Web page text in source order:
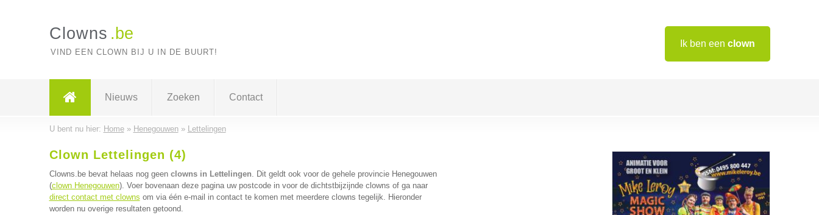
Ik ben een clown
Clowns .be
VIND EEN CLOWN BIJ U IN DE BUURT!
Nieuws Zoeken Contact
U bent nu hier: Home» Henegouwen» Lettelingen
Clown Lettelingen (4)
Clowns.be bevat helaas nog geen clowns in Lettelingen. Dit geldt ook voor de gehele provincie Henegouwen
(clown Henegouwen). Voer bovenaan deze pagina uw postcode in voor de dichtstbijzijnde clowns of ga naar
direct contact met clowns om via één e-mail in contact te komen met meerdere clowns tegelijk. Hieronder
worden nu overige resultaten getoond.